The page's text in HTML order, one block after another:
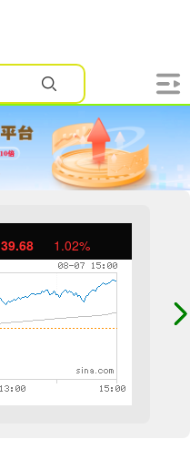
39.68 1.02%